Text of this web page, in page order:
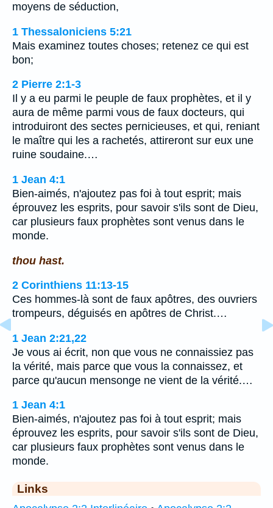
moyens de séduction,
1 Thessaloniciens 5:21
Mais examinez toutes choses; retenez ce qui est
bon;
2 Pierre 2:1-3
Il y a eu parmi le peuple de faux prophètes, et il y
aura de même parmi vous de faux docteurs, qui
introduiront des sectes pernicieuses, et qui, reniant
le maître qui les a rachetés, attireront sur eux une
ruine soudaine.…
1 Jean 4:1
Bien-aimés, n'ajoutez pas foi à tout esprit; mais
éprouvez les esprits, pour savoir s'ils sont de Dieu,
car plusieurs faux prophètes sont venus dans le
monde.
thou hast.
2 Corinthiens 11:13-15
Ces hommes-là sont de faux apôtres, des ouvriers
trompeurs, déguisés en apôtres de Christ.…
1 Jean 2:21,22
Je vous ai écrit, non que vous ne connaissiez pas
la vérité, mais parce que vous la connaissez, et
parce qu'aucun mensonge ne vient de la vérité.…
1 Jean 4:1
Bien-aimés, n'ajoutez pas foi à tout esprit; mais
éprouvez les esprits, pour savoir s'ils sont de Dieu,
car plusieurs faux prophètes sont venus dans le
monde.
Links